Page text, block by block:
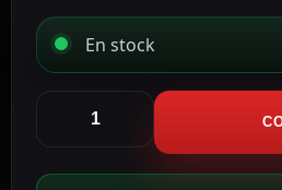
En stock
Cubierta
RJ45